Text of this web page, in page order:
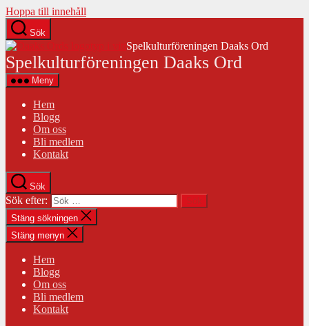
Hoppa till innehåll
Sök
Spelkulturföreningen Daaks Ord
Spelkulturföreningen Daaks Ord
Meny
Hem
Blogg
Om oss
Bli medlem
Kontakt
Sök
Sök efter:
Stäng sökningen
Stäng menyn
Hem
Blogg
Om oss
Bli medlem
Kontakt